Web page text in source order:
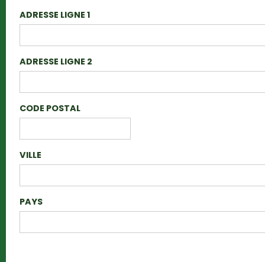
ADRESSE LIGNE 1
ADRESSE LIGNE 2
CODE POSTAL
VILLE
PAYS